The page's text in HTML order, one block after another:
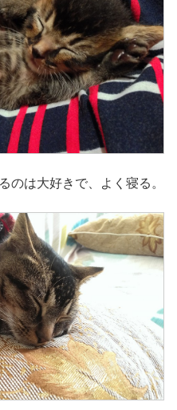
のは大好きで、よく寝る。